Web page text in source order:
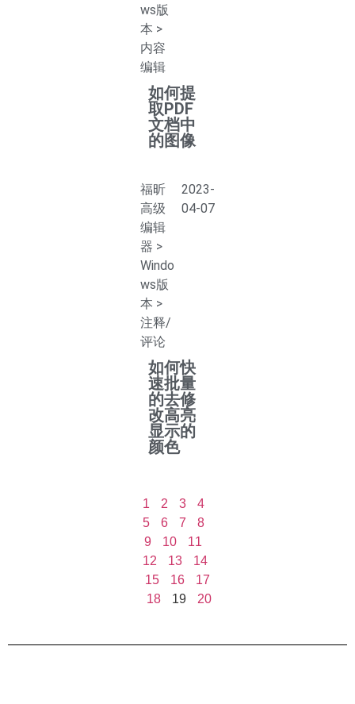
ws版
本 >
内容
编辑
如何提
取PDF
文档中
的图像
福昕
高级
编辑
器 >
Windo
ws版
本 >
注释/
评论
2023-
04-07
如何快
速批量
的去修
改高亮
显示的
颜色
1 2 3
4
5
6 7
8
9
10
11
12
13
14
15
16
17
18
19 20